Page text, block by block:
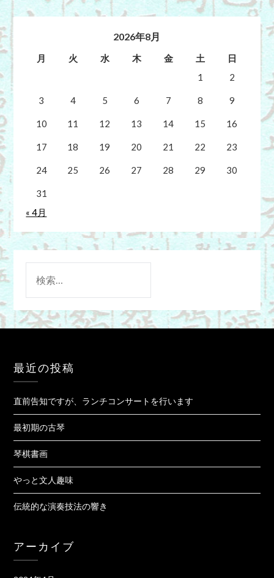
2026年8月
月 火 水 木 金 土
日
1
2
3 4 5 6 7 8 9
10 11 12 13 14 15 16
17 18 19 20 21 22 23
24 25 26 27 28 29 30
31
« 4月
索:
最近の投稿
直前告知ですが、ランチコンサートを行います
最初期の古琴
琴棋書画
やっと文人趣味
伝統的な演奏技法の響き
アーカイブ